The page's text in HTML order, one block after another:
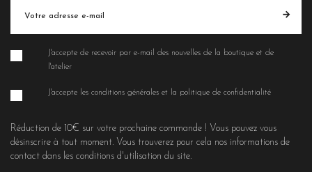
J'accepte de recevoir par e-mail des nouvelles de la boutique et de
l'atelier
J'accepte les conditions générales et la politique de confidentialité
Réduction de 10€ sur votre prochaine commande ! Vous pouvez vous
désinscrire à tout moment. Vous trouverez pour cela nos informations de
contact dans les conditions d'utilisation du site.